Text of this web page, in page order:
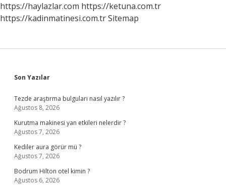
https://haylazlar.com https://ketuna.com.tr
https://kadinmatinesi.com.trSitemap
Sidebar
Son Yazılar
Tezde araştırma bulguları nasıl yazılır ?
Ağustos 8, 2026
Kurutma makinesi yan etkileri nelerdir ?
Ağustos 7, 2026
Kediler aura görür mü ?
Ağustos 7, 2026
Bodrum Hilton otel kimin ?
Ağustos 6, 2026